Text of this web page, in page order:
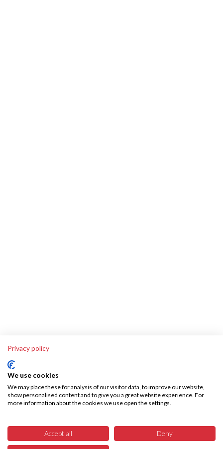
Effiziente Warenbeschaffung leicht gemacht – SKA Tech übernimmt Ihren
gesamten Warenbeschaffungsprozess, vollautomatisiert und fehlerfrei.
Privacy policy
We use cookies
We may place these for analysis of our visitor data, to improve our website,
show personalised content and to give you a great website experience. For
more information about the cookies we use open the settings.
Accept all Deny